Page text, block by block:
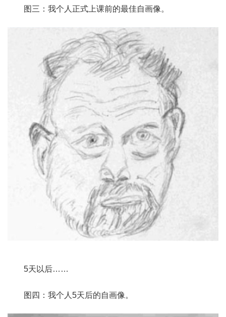
图三：我个人正式上课前的最佳自画像。
5天以后……
图四：我个人5天后的自画像。